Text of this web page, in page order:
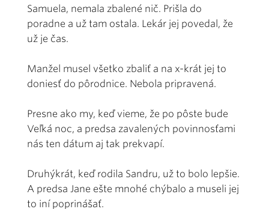
Samuela, nemala zbalené nič. Prišla do
poradne a už tam ostala. Lekár jej povedal, že
už je čas.
Manžel musel všetko zbaliť a na x-krát jej to
doniesť do pôrodnice. Nebola pripravená.
Presne ako my, keď vieme, že po pôste bude
Veľká noc, a predsa zavalených povinnosťami
nás ten dátum aj tak prekvapí.
Druhýkrát, keď rodila Sandru, už to bolo lepšie.
A predsa Jane ešte mnohé chýbalo a museli jej
to iní poprinášať.